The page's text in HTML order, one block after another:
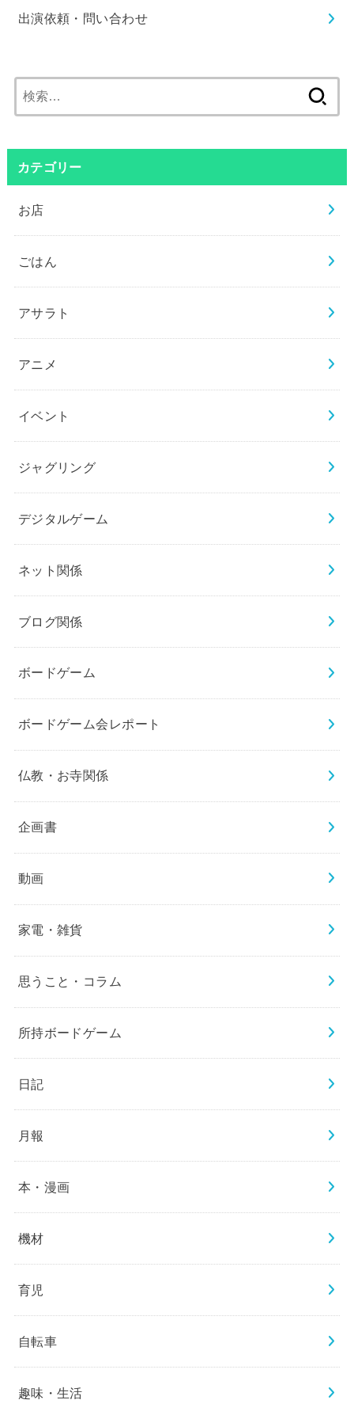
出演依頼・問い合わせ
索:
カテゴリー
お店
ごはん
アサラト
アニメ
イベント
ジャグリング
デジタルゲーム
ネット関係
ブログ関係
ボードゲーム
ボードゲーム会レポート
仏教・お寺関係
企画書
動画
家電・雑貨
思うこと・コラム
所持ボードゲーム
日記
月報
本・漫画
機材
育児
自転車
趣味・生活